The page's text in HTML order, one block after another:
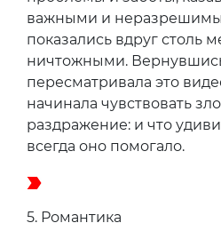
важными и
показались вдруг столь
ничтожными.
пересматривала это
начинала чувствовать
раздражение: и что
всегда оно помогало.
5. Романтика